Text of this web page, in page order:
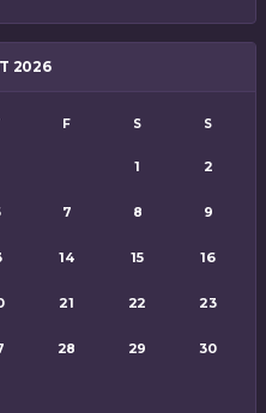
2026
F S S
1 2
7 8 9
14 15 16
21 22 23
28 29 30